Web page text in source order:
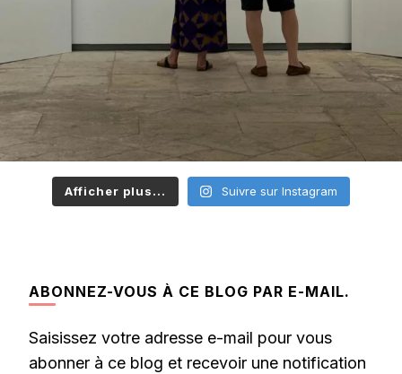
Afficher plus... Suivre sur Instagram
ABONNEZ-VOUS À CE BLOG PAR E-MAIL.
Saisissez votre adresse e-mail pour vous
abonner à ce blog et recevoir une notification